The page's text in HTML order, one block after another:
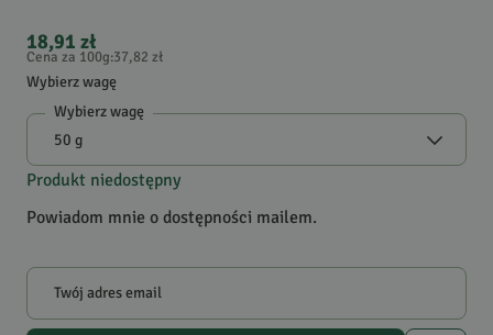
18,91 zł
Cena za 100g:37,82 zł
Wybierz wagę
Wybierz wagę
Produkt niedostępny
Powiadom mnie o dostępności mailem.
Twój adres email